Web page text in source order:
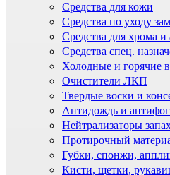
Средства для кожи
Средства по уходу
Средства для хрома
Средства спец.
Холодные и горячие
Очистители ЛКП
Твердые воски и
Антидождь и антифог
Нейтрализаторы
Протирочный
Губки, спонжи,
Кисти, щетки,